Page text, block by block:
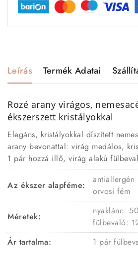
Leírás Termék Adatai
Rozé arany virágos,
ékszerszett kristályokkal
Elegáns, kristályokkal díszített
arany bevonattal: virág medálos,
1 pár hozzá illő, virág alakú
Az ékszer alapféme:
antiallergén
orvosi fém
Méretek:
nyaklánc:
fülbevaló:
Ár tartalma:
1 pár